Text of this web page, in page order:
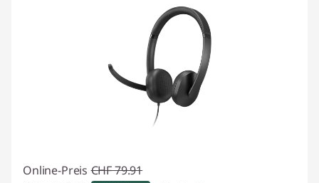
Online-Preis CHF 79.91